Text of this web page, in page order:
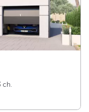
ch.